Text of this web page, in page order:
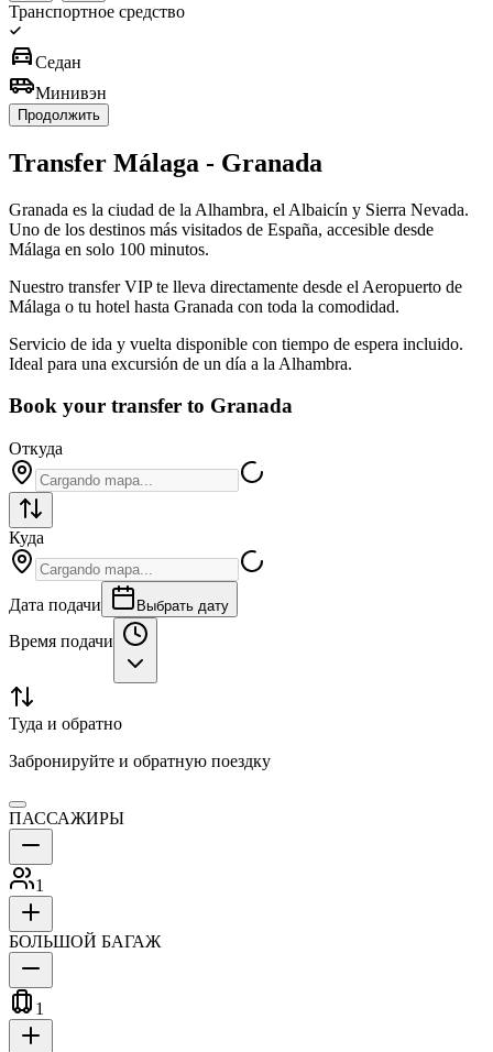
Транспортное средство
directions_carСедан
airport_shuttleМинивэн
Продолжить
Transfer Málaga - Granada
Granada es la ciudad de la Alhambra, el Albaicín y Sierra Nevada.
Uno de los destinos más visitados de España, accesible desde
Málaga en solo 100 minutos.
Nuestro transfer VIP te lleva directamente desde el Aeropuerto de
Málaga o tu hotel hasta Granada con toda la comodidad.
Servicio de ida y vuelta disponible con tiempo de espera incluido.
Ideal para una excursión de un día a la Alhambra.
Book your transfer to Granada
Откуда
Куда
Дата подачи Выбрать дату
Время подачи
Туда и обратно
Забронируйте и обратную поездку
ПАССАЖИРЫ
1
БОЛЬШОЙ БАГАЖ
1